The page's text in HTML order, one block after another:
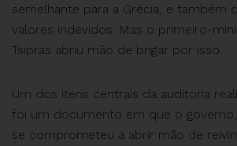
semelhante para a Grécia, e também
valores indevidos. Mas o primeiro-
Tsipras abriu mão de brigar por isso.
Um dos itens centrais da auditoria
foi um documento em que o governo,
se comprometeu a abrir mão de